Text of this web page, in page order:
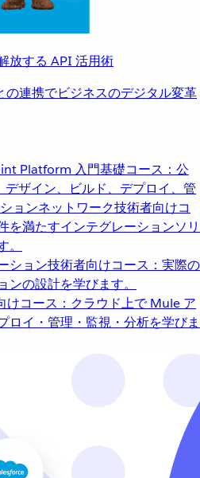
放する API 活用術
連携でビジネスのデジタル変革
Platform 入門基礎コース：公
ザイン、ビルド、デプロイ、管
ョンネットワーク技術者向けコ
を満たすインテグレーションソリ
ション技術者向けコース：実際の
の設計を学びます。
けコース：クラウド上で Mule ア
ロイ・管理・監視・分析を学びま